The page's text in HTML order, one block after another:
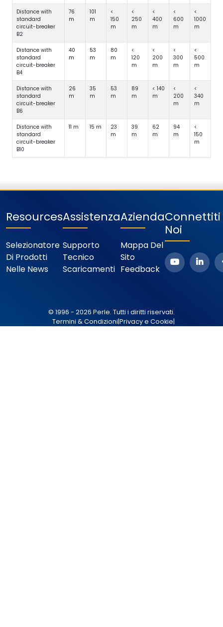
Distance with
standard
circuit-breaker
B2
76
m
101
m
<
150
m
<
250
m
<
400
m
<
600
m
<
1000
m
Distance with
standard
circuit-breaker
B4
40
m
53
m
80
m
<
120
m
<
200
m
<
300
m
<
500
m
Distance with
standard
circuit-breaker
B6
26
m
35
m
53
m
89
m
< 140
m
<
200
m
<
340
m
Distance with
standard
circuit-breaker
B10
11 m 15 m
23
m
39
m
62
m
94
m
<
150
m
Resources
Selezionatore
Di Prodotti
Nelle News
Assistenza
Supporto
Tecnico
Scaricamenti
Azienda
Mappa Del
Sito
Feedback
Connettiti
Noi
© 1996 - 2026 Perle. Tutti i diritti riservati.
Termini & Condizioni|Privacy e Cookie|